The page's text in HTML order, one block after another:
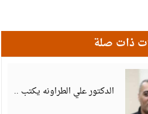
ذات صلة
الدكتور علي الطراونه يكتب ..